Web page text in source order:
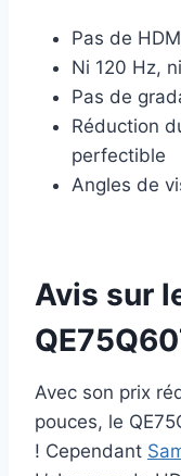
Pas de
Ni 120 Hz,
Pas de
Réduction
perfectible
Angles de
Avis sur
Avec son prix
pouces, le
! Cependant